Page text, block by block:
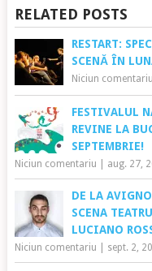
RELATED POSTS
RESTART:
SCENĂ ÎN
Niciun comentariu
FESTIVALUL
REVINE LA
SEPTEMBRIE!
Niciun comentariu aug. 27,
DE LA
SCENA
LUCIANO
Niciun comentariu sept. 2,